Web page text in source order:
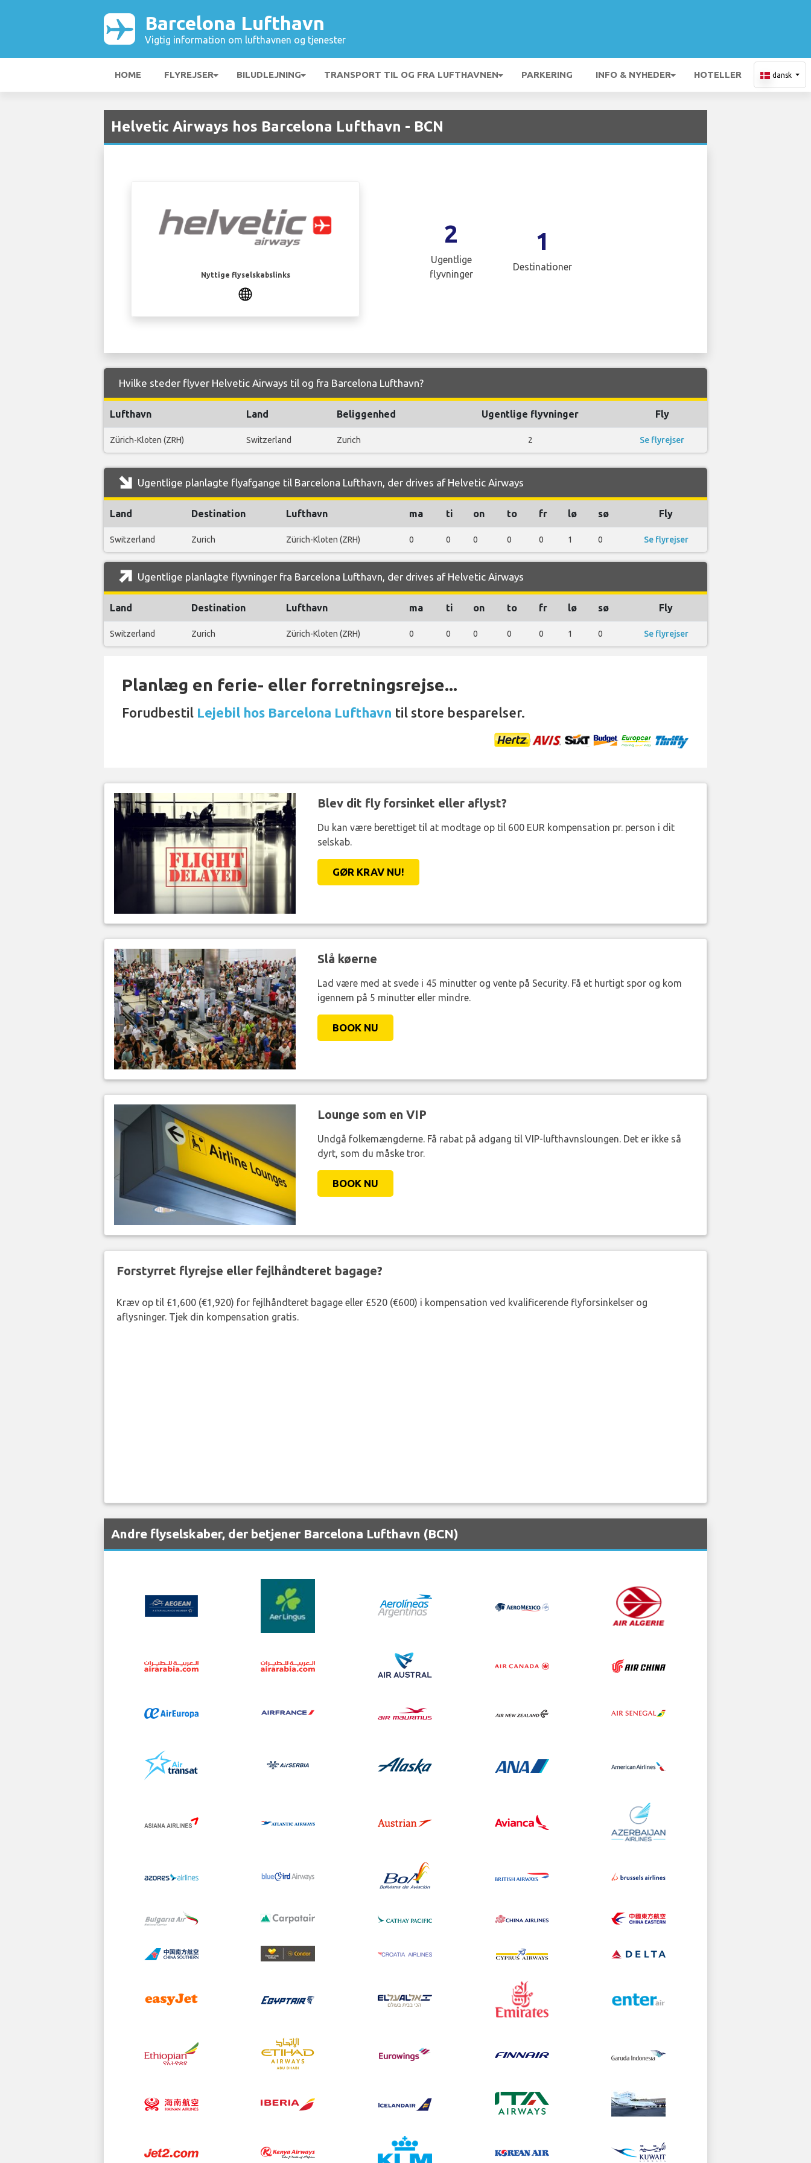
Barcelona Lufthavn
Vigtig information om lufthavnen og tjenester
HOME FLYREJSER BILUDLEJNING TRANSPORT TIL OG FRA LUFTHAVNEN PARKERING INFO & NYHEDER HOTELLER dansk
Helvetic Airways hos Barcelona Lufthavn - BCN
Nyttige flyselskabslinks
2
Ugentlige
flyvninger
1
Destinationer
Hvilke steder flyver Helvetic Airways til og fra Barcelona Lufthavn?
Lufthavn Land Beliggenhed Ugentlige flyvninger Fly
Zürich-Kloten (ZRH) Switzerland Zurich 2 Se flyrejser
Ugentlige planlagte flyafgange til Barcelona Lufthavn, der drives af Helvetic Airways
Land Destination Lufthavn ma ti on to fr lø sø Fly
Switzerland Zurich Zürich-Kloten (ZRH) 0 0 0 0 0 1 0 Se flyrejser
Ugentlige planlagte flyvninger fra Barcelona Lufthavn, der drives af Helvetic Airways
Land Destination Lufthavn ma ti on to fr lø sø Fly
Switzerland Zurich Zürich-Kloten (ZRH) 0 0 0 0 0 1 0 Se flyrejser
Planlæg en ferie- eller forretningsrejse...
Forudbestil Lejebil hos Barcelona Lufthavn til store besparelser.
Blev dit fly forsinket eller aflyst?
Du kan være berettiget til at modtage op til 600 EUR kompensation pr. person i dit
selskab.
GØR KRAV NU!
Slå køerne
Lad være med at svede i 45 minutter og vente på Security. Få et hurtigt spor og kom
igennem på 5 minutter eller mindre.
BOOK NU
Lounge som en VIP
Undgå folkemængderne. Få rabat på adgang til VIP-lufthavnsloungen. Det er ikke så
dyrt, som du måske tror.
BOOK NU
Forstyrret flyrejse eller fejlhåndteret bagage?
Kræv op til £1,600 (€1,920) for fejlhåndteret bagage eller £520 (€600) i kompensation ved kvalificerende flyforsinkelser og
aflysninger. Tjek din kompensation gratis.
Andre flyselskaber, der betjener Barcelona Lufthavn (BCN)